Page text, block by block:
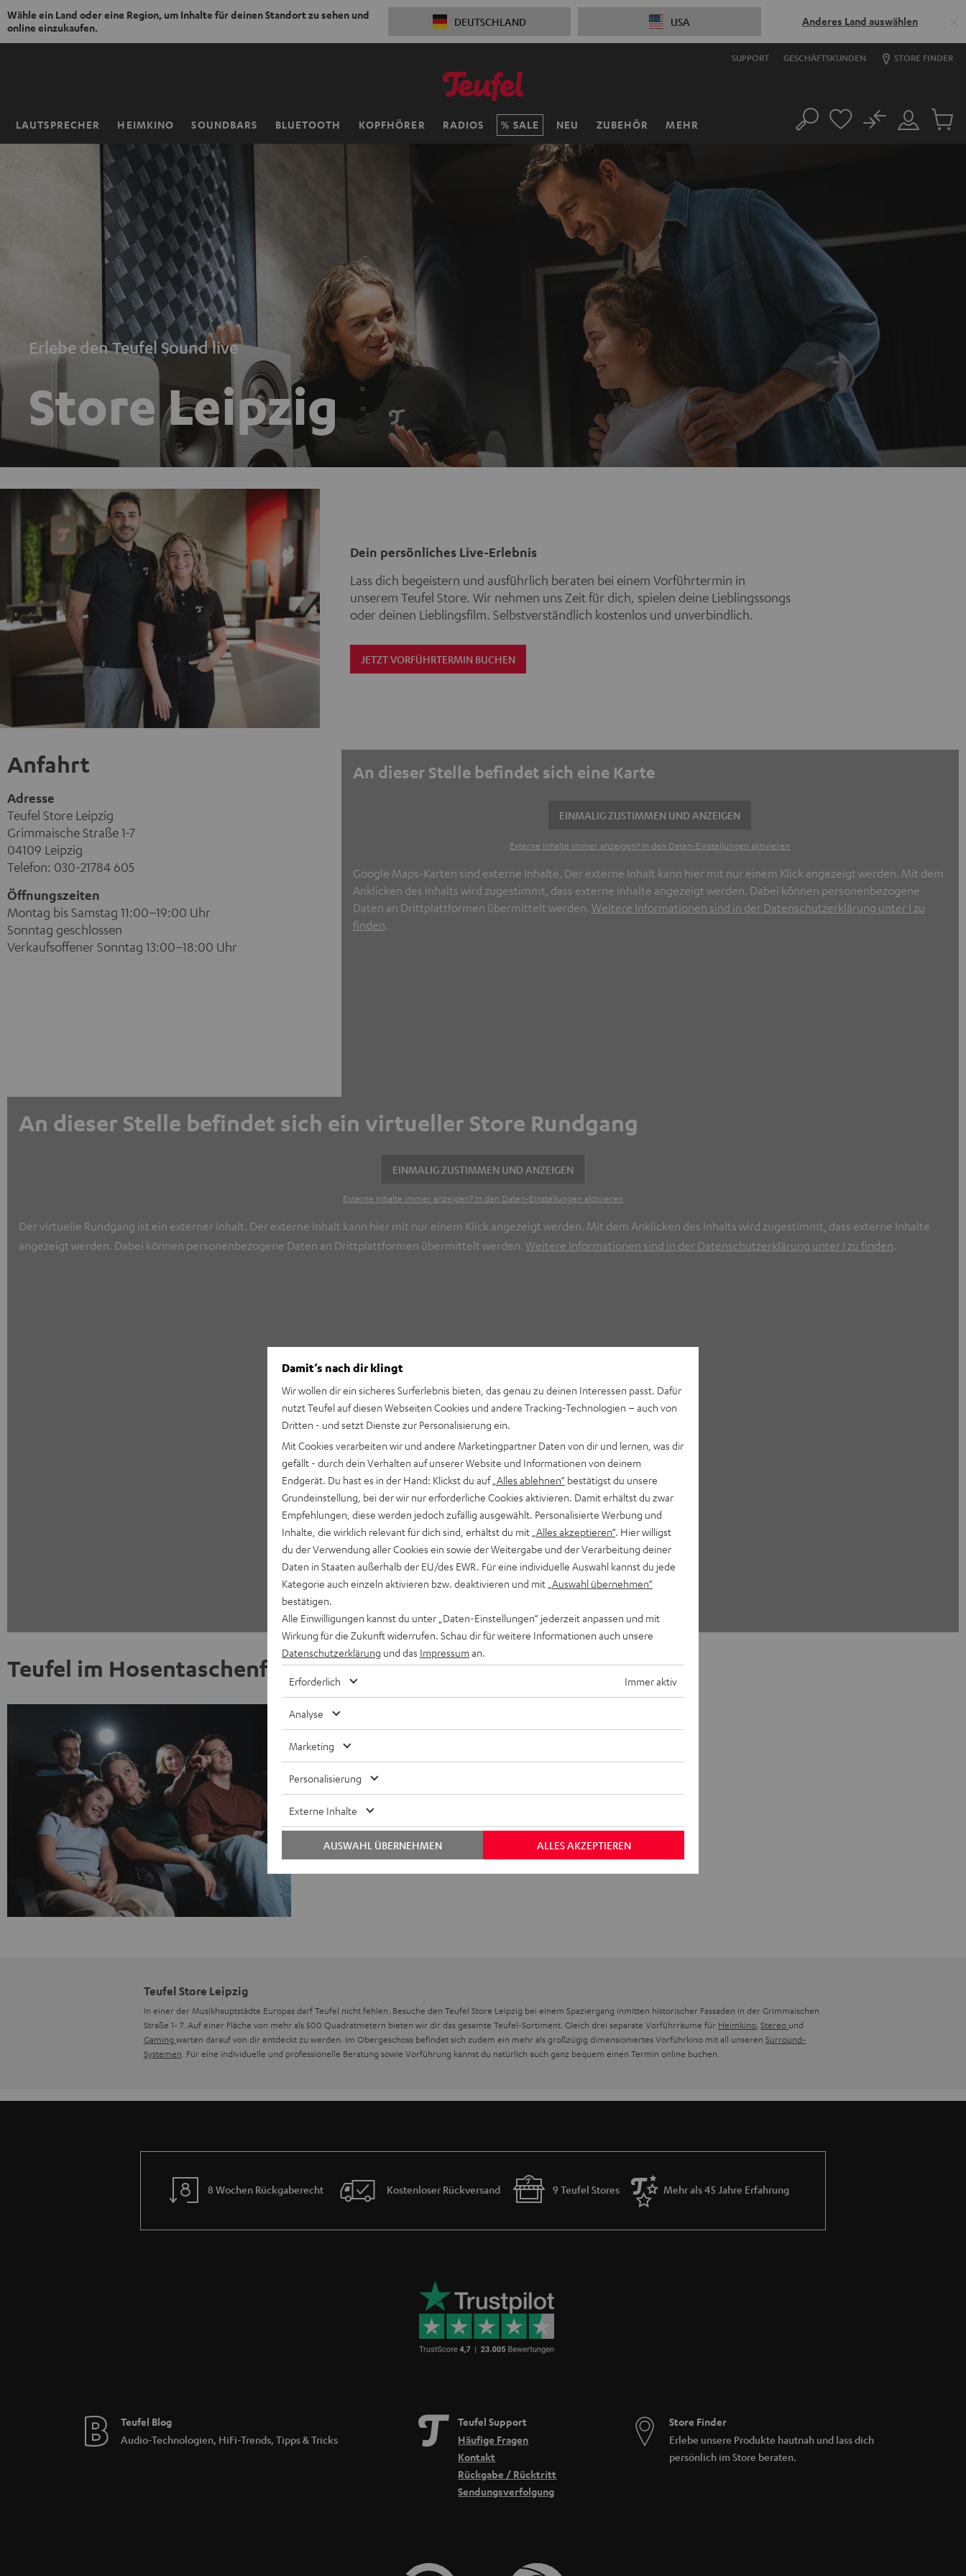
Wähle ein Land oder eine Region, um Inhalte für deinen Standort zu sehen und
online einzukaufen.
DEUTSCHLAND USA Anderes Land auswählen
ZUM
SUPPORT GESCHÄFTSKUNDEN STORE FINDER
LAUTSPRECHER HEIMKINO SOUNDBARS BLUETOOTH KOPFHÖRER RADIOS SALE NEU ZUBEHÖR MEHR
Startseite Suche
Mein
No
Artikel
Erlebe den Teufel Sound live
Store Leipzig
Dein persönliches Live-Erlebnis
Lass dich begeistern und ausführlich beraten bei einem Vorführtermin in
unserem Teufel Store. Wir nehmen uns Zeit für dich, spielen deine Lieblingssongs
oder deinen Lieblingsfilm. Selbstverständlich kostenlos und unverbindlich.
JETZT VORFÜHRTERMIN BUCHEN
Anfahrt
Adresse
Teufel Store Leipzig
Grimmaische Straße 1-7
04109 Leipzig
Telefon: 030-21784 605
Öffnungszeiten
Montag bis Samstag 11:00–19:00 Uhr
Sonntag geschlossen
Verkaufsoffener Sonntag 13:00–18:00 Uhr
An dieser Stelle befindet sich eine Karte
EINMALIG ZUSTIMMEN UND ANZEIGEN
Externe Inhalte immer anzeigen? In den Daten‑Einstellungen aktivieren
Google Maps-Karten sind externe Inhalte. Der externe Inhalt kann hier mit nur einem Klick angezeigt werden. Mit dem
Anklicken des Inhalts wird zugestimmt, dass externe Inhalte angezeigt werden. Dabei können personenbezogene
Daten an Drittplattformen übermittelt werden. Weitere Informationen sind in der Datenschutzerklärung unter I zu
finden.
An dieser Stelle befindet sich ein virtueller Store Rundgang
EINMALIG ZUSTIMMEN UND ANZEIGEN
Externe Inhalte immer anzeigen? In den Daten‑Einstellungen aktivieren
Der virtuelle Rundgang ist ein externer Inhalt. Der externe Inhalt kann hier mit nur einem Klick angezeigt werden. Mit dem Anklicken des Inhalts wird zugestimmt, dass externe Inhalte
angezeigt werden. Dabei können personenbezogene Daten an Drittplattformen übermittelt werden. Weitere Informationen sind in der Datenschutzerklärung unter I zu finden.
Teufel im Hosentaschenformat
Verkaufsoffener Sonntag, außergewöhnliche Aktionen oder
spezielle Angebote – wir halten dich immer auf dem Laufenden.
Zur Facebook Fan-Page
Teufel Store Leipzig
In einer der Musikhauptstädte Europas darf Teufel nicht fehlen. Besuche den Teufel Store Leipzig bei einem Spaziergang inmitten historischer Fassaden in der Grimmaischen
Straße 1- 7. Auf einer Fläche von mehr als 500 Quadratmetern bieten wir dir das gesamte Teufel-Sortiment. Gleich drei separate Vorführräume für Heimkino, Stereo und
Gaming warten darauf von dir entdeckt zu werden. Im Obergeschoss befindet sich zudem ein mehr als großzügig dimensioniertes Vorführkino mit all unseren Surround-
Systemen. Für eine individuelle und professionelle Beratung sowie Vorführung kannst du natürlich auch ganz bequem einen Termin online buchen.
8 Wochen Rückgaberecht Kostenloser Rückversand 9 Teufel Stores Mehr als 45 Jahre Erfahrung
Teufel Blog
Audio-Technologien, HiFi-Trends, Tipps & Tricks
Teufel Support
Häufige Fragen
Kontakt
Rückgabe / Rücktritt
Sendungsverfolgung
Store Finder
Erlebe unsere Produkte hautnah und lass dich
persönlich im Store beraten.
Damit‘s nach dir klingt
Wir wollen dir ein sicheres Surferlebnis bieten, das genau zu deinen Interessen passt. Dafür
nutzt Teufel auf diesen Webseiten Cookies und andere Tracking-Technologien – auch von
Dritten - und setzt Dienste zur Personalisierung ein.
Mit Cookies verarbeiten wir und andere Marketingpartner Daten von dir und lernen, was dir
gefällt - durch dein Verhalten auf unserer Website und Informationen von deinem
Endgerät. Du hast es in der Hand: Klickst du auf „Alles ablehnen“ bestätigst du unsere
Grundeinstellung, bei der wir nur erforderliche Cookies aktivieren. Damit erhältst du zwar
Empfehlungen, diese werden jedoch zufällig ausgewählt. Personalisierte Werbung und
Inhalte, die wirklich relevant für dich sind, erhältst du mit „Alles akzeptieren“. Hier willigst
du der Verwendung aller Cookies ein sowie der Weitergabe und der Verarbeitung deiner
Daten in Staaten außerhalb der EU/des EWR. Für eine individuelle Auswahl kannst du jede
Kategorie auch einzeln aktivieren bzw. deaktivieren und mit „Auswahl übernehmen“
bestätigen.
Alle Einwilligungen kannst du unter „Daten-Einstellungen“ jederzeit anpassen und mit
Wirkung für die Zukunft widerrufen. Schau dir für weitere Informationen auch unsere
Datenschutzerklärung und das Impressum an.
Erforderlich Immer aktiv
Analyse
Marketing
Personalisierung
Externe Inhalte
ALLES AKZEPTIEREN
AUSWAHL ÜBERNEHMEN